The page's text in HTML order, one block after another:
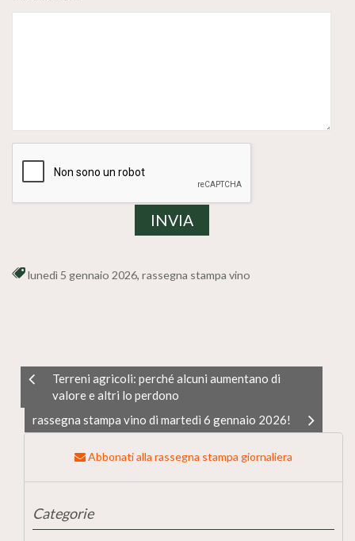
lunedì 5 gennaio 2026, rassegna stampa vino
Terreni agricoli: perché alcuni aumentano di
valore e altri lo perdono
rassegna stampa vino di martedì 6 gennaio 2026!
Abbonati alla rassegna stampa giornaliera
Categorie